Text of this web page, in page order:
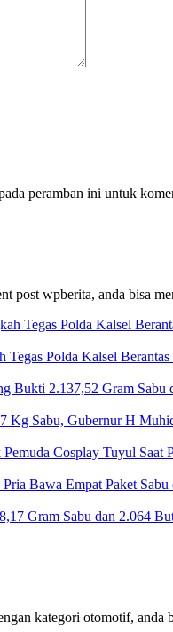
peramban ini untuk
post wpberita, anda bisa
Polda Kalsel
Bukti 2.137,52 Gram
Kg Sabu, Gubernur H
Cosplay Tuyul Saat
Bawa Empat Paket
Gram Sabu dan 2.064
kategori otomotif, anda